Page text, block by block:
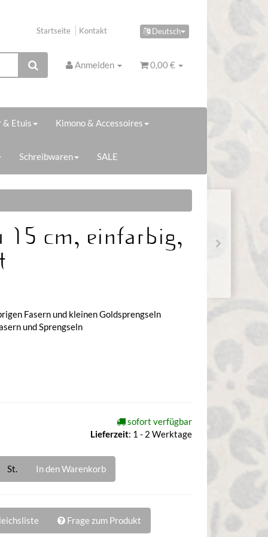
Deutsch
Startseite Kontakt
Anmelden 0,00 €
& Etuis Kimono & Accessoires
Schreibwaren SALE
15 cm, einfarbig,
Fasern und kleinen Goldsprengseln
und Sprengseln
sofort verfügbar
Lieferzeit: 1 - 2 Werktage
St. In den Warenkorb
Frage zum Produkt